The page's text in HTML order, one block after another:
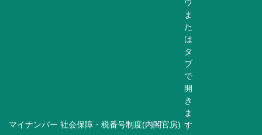
マイナンバー 社会保障・税番号制度(内閣官房)